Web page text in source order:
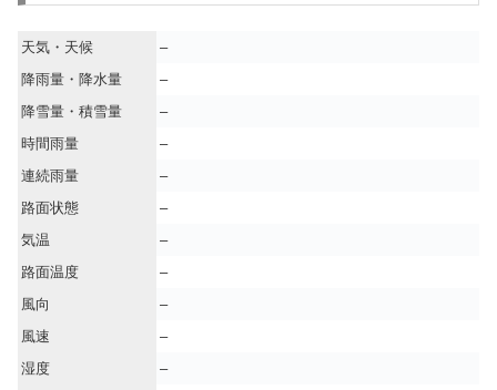
天気・天候
–
降雨量・降水量
–
降雪量・積雪量
–
時間雨量
–
連続雨量
–
路面状態
–
気温
–
路面温度
–
風向
–
風速
–
湿度
–